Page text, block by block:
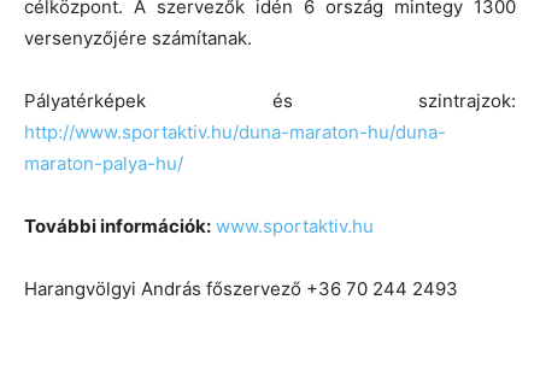
célközpont. A szervezők idén 6 ország mintegy 1300
versenyzőjére számítanak.
Pályatérképek és szintrajzok:
http://www.sportaktiv.hu/duna-maraton-hu/duna-
maraton-palya-hu/
További információk: www.sportaktiv.hu
Harangvölgyi András főszervező +36 70 244 2493